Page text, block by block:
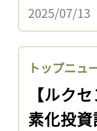
2025/07/13
トップニュ
【ルク
素化投